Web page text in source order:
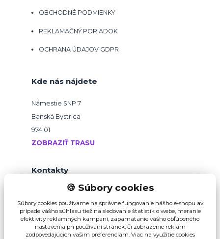
OBCHODNÉ PODMIENKY
REKLAMAČNÝ PORIADOK
OCHRANA ÚDAJOV GDPR
Kde nás nájdete
Námestie SNP 7
Banská Bystrica
974 01
ZOBRAZIŤ TRASU
Kontakty
b2b@pikvalitu.sk
🍪 Súbory cookies
Súbory cookies používame na správne fungovanie nášho e-shopu av
prípade vášho súhlasu tiež na sledovanie štatistík o webe, meranie
efektivity reklamných kampaní, zapamätanie vášho obľúbeného
nastavenia pri používaní stránok, či zobrazenie reklám
zodpovedajúcich vašim preferenciám. Viac na využitie cookies